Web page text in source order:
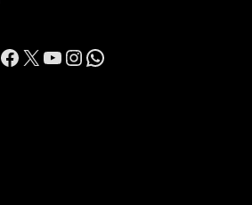
https://
X YouTube
Instagram
WhatsApp